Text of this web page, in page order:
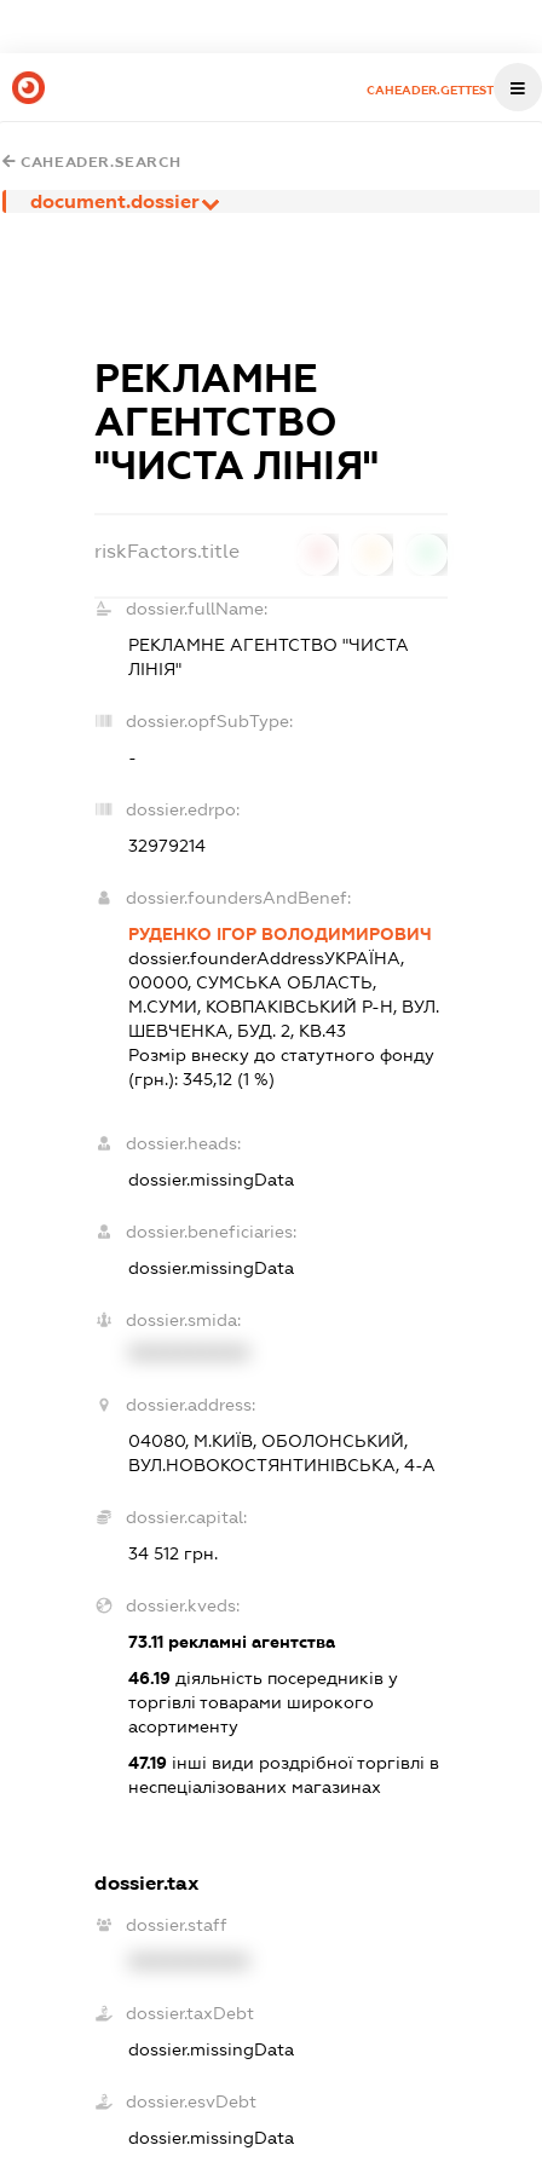
CAHEADER.GETTEST
CAHEADER.SEARCH
document.dossier
РЕКЛАМНЕ
АГЕНТСТВО
"ЧИСТА ЛІНІЯ"
riskFactors.title
dossier.fullName:
РЕКЛАМНЕ АГЕНТСТВО "ЧИСТА
ЛІНІЯ"
dossier.opfSubType:
-
dossier.edrpo:
32979214
dossier.foundersAndBenef:
РУДЕНКО ІГОР ВОЛОДИМИРОВИЧ
dossier.founderAddressУКРАЇНА,
00000, СУМСЬКА ОБЛАСТЬ,
М.СУМИ, КОВПАКІВСЬКИЙ Р-Н, ВУЛ.
ШЕВЧЕНКА, БУД. 2, КВ.43
Розмір внеску до статутного фонду
(грн.): 345,12(1 %)
dossier.heads:
dossier.missingData
dossier.beneficiaries:
dossier.missingData
dossier.smida:
dossier.address:
04080, М.КИЇВ, ОБОЛОНСЬКИЙ,
ВУЛ.НОВОКОСТЯНТИНІВСЬКА, 4-А
dossier.capital:
34 512 грн.
dossier.kveds:
73.11рекламні агентства
46.19діяльність посередників у
торгівлі товарами широкого
асортименту
47.19інші види роздрібної торгівлі в
неспеціалізованих магазинах
dossier.tax
dossier.staff
dossier.taxDebt
dossier.missingData
dossier.esvDebt
dossier.missingData